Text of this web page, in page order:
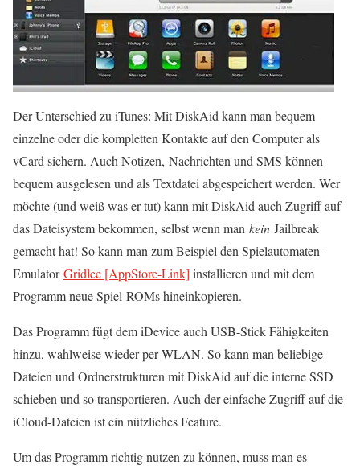
Der Unterschied zu iTunes: Mit DiskAid kann man bequem
einzelne oder die kompletten Kontakte auf den Computer als
vCard sichern. Auch Notizen, Nachrichten und SMS können
bequem ausgelesen und als Textdatei abgespeichert werden. Wer
möchte (und weiß was er tut) kann mit DiskAid auch Zugriff auf
das Dateisystem bekommen, selbst wenn man kein Jailbreak
gemacht hat! So kann man zum Beispiel den Spielautomaten-
EmulatorGridlee [AppStore-Link] installieren und mit dem
Programm neue Spiel-ROMs hineinkopieren.
Das Programm fügt dem iDevice auch USB-Stick Fähigkeiten
hinzu, wahlweise wieder per WLAN. So kann man beliebige
Dateien und Ordnerstrukturen mit DiskAid auf die interne SSD
schieben und so transportieren. Auch der einfache Zugriff auf die
iCloud-Dateien ist ein nützliches Feature.
Um das Programm richtig nutzen zu können, muss man es